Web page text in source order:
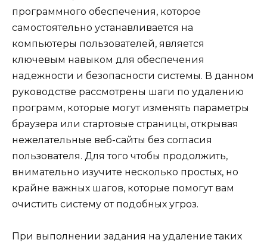
программного обеспечения, которое
самостоятельно устанавливается на
компьютеры пользователей, является
ключевым навыком для обеспечения
надежности и безопасности системы. В данном
руководстве рассмотрены шаги по удалению
программ, которые могут изменять параметры
браузера или стартовые страницы, открывая
нежелательные веб-сайты без согласия
пользователя. Для того чтобы продолжить,
внимательно изучите несколько простых, но
крайне важных шагов, которые помогут вам
очистить систему от подобных угроз.
При выполнении задания на удаление таких